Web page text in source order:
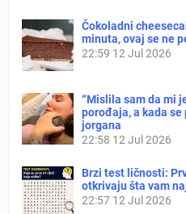
Čokoladni
minuta, ovaj se ne
22:59 12 Jul 2026
“Mislila sam da mi
porođaja, a kada
jorgana
22:58 12 Jul 2026
Brzi test ličnosti:
otkrivaju šta vam
22:57 12 Jul 2026